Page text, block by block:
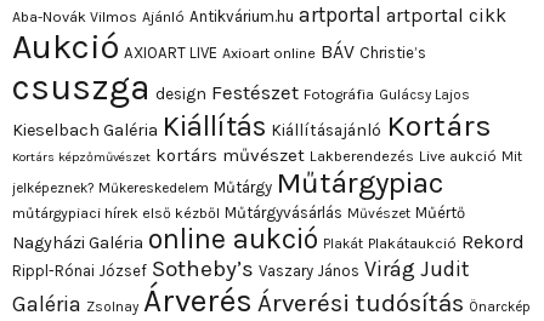
Aba-Novák Vilmos Ajánló Antikvárium.hu artportal artportal cikk
Aukció AXIOART LIVE Axioart online BÁV Christie’s
csuszga design Festészet Fotográfia Gulácsy Lajos
Kieselbach Galéria Kiállítás Kiállításajánló Kortárs
Kortárs képzőművészet kortárs művészet Lakberendezés Live aukció Mit
jelképeznek? Műkereskedelem Műtárgy Műtárgypiac
műtárgypiaci hírek első kézből Műtárgyvásárlás Művészet Műértő
Nagyházi Galéria online aukció Plakát Plakátaukció Rekord
Rippl-Rónai József Sotheby’s Vaszary János Virág Judit
Galéria Zsolnay Árverés Árverési tudósítás Önarckép